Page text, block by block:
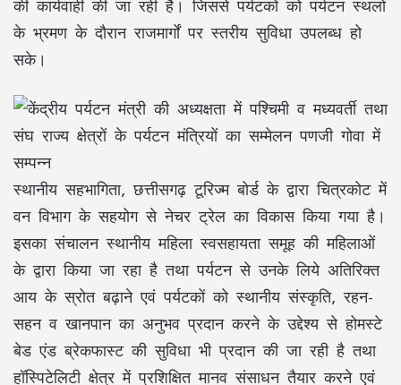
के भ्रमण के दौरान राजमार्गों पर स्तरीय सुविधा उपलब्ध हो
सके।
स्थानीय सहभागिता, छत्तीसगढ़ टूरिज्म बोर्ड के द्वारा चित्रकोट में
वन विभाग के सहयोग से नेचर ट्रेल का विकास किया गया है।
इसका संचालन स्थानीय महिला स्वसहायता समूह की महिलाओं
के द्वारा किया जा रहा है तथा पर्यटन से उनके लिये अतिरिक्त
आय के स्रोत बढ़ाने एवं पर्यटकों को स्थानीय संस्कृति, रहन-
सहन व खानपान का अनुभव प्रदान करने के उद्देश्य से होमस्टे
बेड एंड ब्रेकफास्ट की सुविधा भी प्रदान की जा रही है तथा
हॉस्पिटेलिटी क्षेत्र में प्रशिक्षित मानव संसाधन तैयार करने एवं